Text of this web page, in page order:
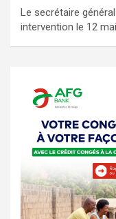
Le secrétaire
intervention le 12